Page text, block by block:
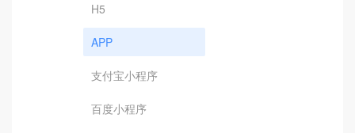
H5
APP
支付宝小程序
百度小程序